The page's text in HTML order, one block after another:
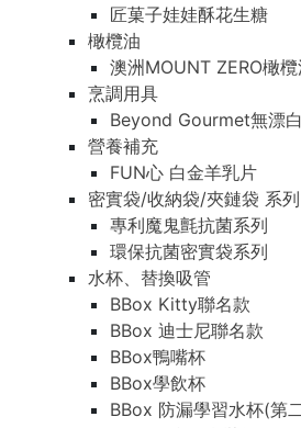
匠菓子娃娃酥花生糖
橄欖油
澳洲MOUNT ZERO橄欖
烹調用具
Beyond Gourmet無漂
營養補充
FUN心 白金羊乳片
密實袋/收納袋/夾鏈袋 系列
專利魔鬼氈抗菌系列
環保抗菌密實袋系列
水杯、替換吸管
BBox Kitty聯名款
BBox 迪士尼聯名款
BBox鴨嘴杯
BBox學飲杯
BBox 防漏學習水杯(第